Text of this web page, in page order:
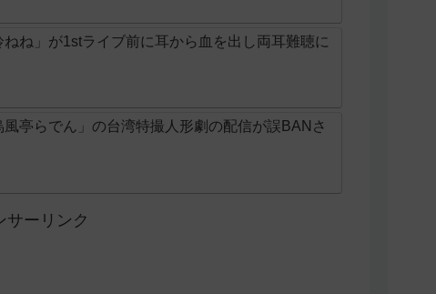
ね」が1stライブ前に耳から血を出し両耳難聴に
亭らでん」の台湾特撮人形劇の配信が誤BANさ
サーリンク